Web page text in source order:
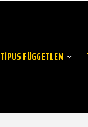
TÍPUS FÜGGETLEN